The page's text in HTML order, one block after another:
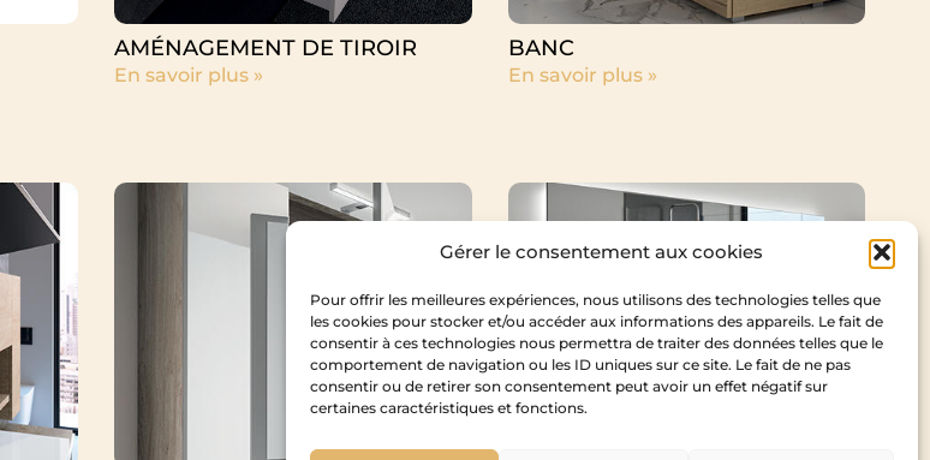
Gérer le consentement aux cookies
Pour offrir les meilleures expériences, nous utilisons des technologies telles que
les cookies pour stocker et/ou accéder aux informations des appareils. Le fait de
consentir à ces technologies nous permettra de traiter des données telles que le
comportement de navigation ou les ID uniques sur ce site. Le fait de ne pas
consentir ou de retirer son consentement peut avoir un effet négatif sur
certaines caractéristiques et fonctions.
AMÉNAGEMENT DE TIROIR
En savoir plus »
BANC
En savoir plus »